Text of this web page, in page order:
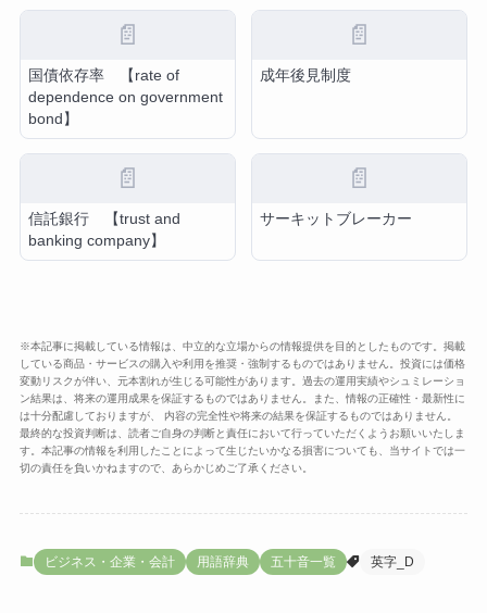
📄
国債依存率 【rate of
dependence on government
bond】
📄
成年後見制度
📄
信託銀行 【trust and
banking company】
📄
サーキットブレーカー
※本記事に掲載している情報は、中立的な立場からの情報提供を目的としたものです。掲載
している商品・サービスの購入や利用を推奨・強制するものではありません。投資には価格
変動リスクが伴い、元本割れが生じる可能性があります。過去の運用実績やシュミレーショ
ン結果は、将来の運用成果を保証するものではありません。また、情報の正確性・最新性に
は十分配慮しておりますが、 内容の完全性や将来の結果を保証するものではありません。
最終的な投資判断は、読者ご自身の判断と責任において行っていただくようお願いいたしま
す。本記事の情報を利用したことによって生じたいかなる損害についても、当サイトでは一
切の責任を負いかねますので、あらかじめご了承ください。
ビジネス・企業・会計 用語辞典 五十音一覧 英字_D